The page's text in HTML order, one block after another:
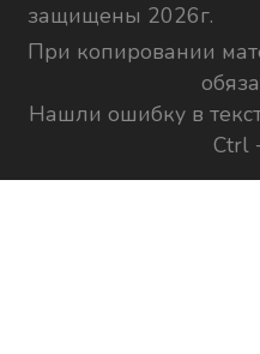
защищены 2026г.
При копировании
Нашли ошибку в
Ctrl